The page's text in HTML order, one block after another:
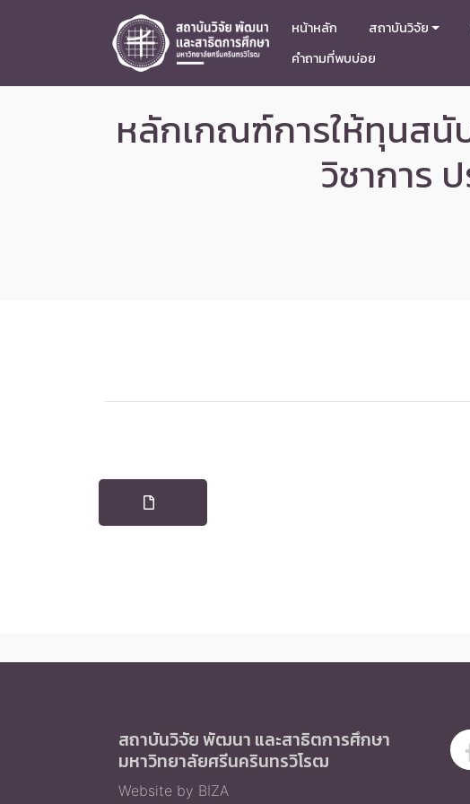
หน้าหลัก สถาบันวิจัย
คำถามที่พบบ่อย
หลักเกณฑ์การให้ทุนสนั
วิชาการ
สถาบันวิจัย พัฒนา และสาธิตการศึกษา
มหาวิทยาลัยศรีนครินทรวิโรฒ
Website by BIZA